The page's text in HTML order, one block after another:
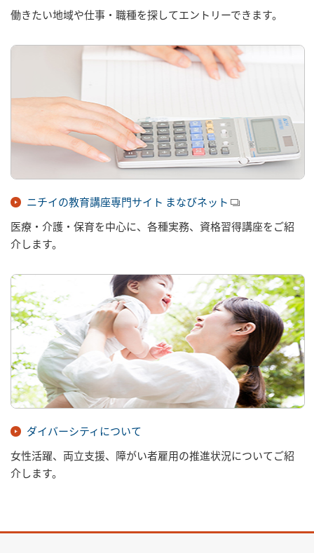
働きたい地域や仕事・職種を探してエントリーできます。
ニチイの教育講座専門サイト まなびネット
医療・介護・保育を中心に、各種実務、資格習得講座をご紹
介します。
ダイバーシティについて
女性活躍、両立支援、障がい者雇用の推進状況についてご紹
介します。